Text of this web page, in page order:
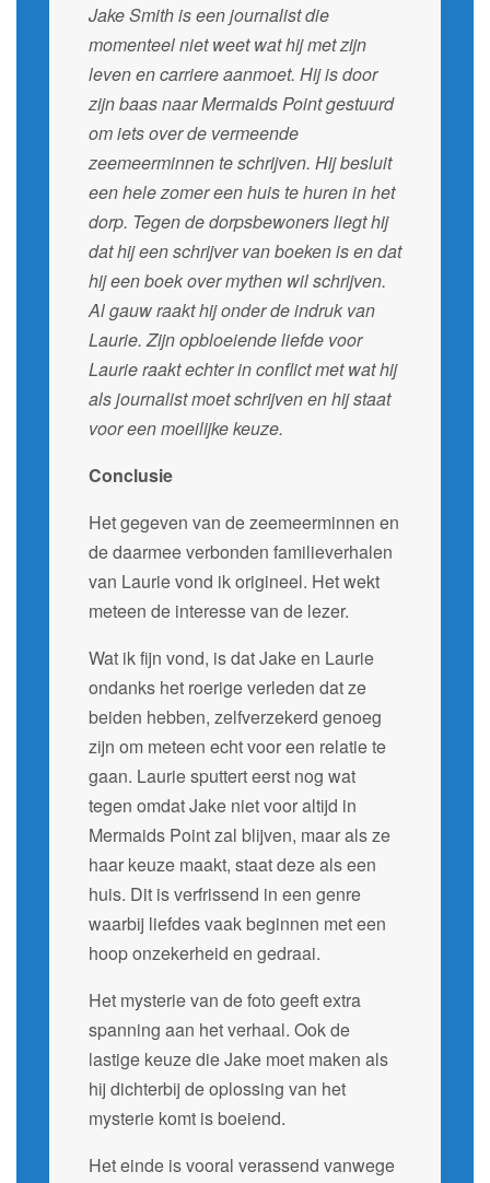
Jake Smith is een journalist die
momenteel niet weet wat hij met zijn
leven en carriere aanmoet. Hij is door
zijn baas naar Mermaids Point gestuurd
om iets over de vermeende
zeemeerminnen te schrijven. Hij besluit
een hele zomer een huis te huren in het
dorp. Tegen de dorpsbewoners liegt hij
dat hij een schrijver van boeken is en dat
hij een boek over mythen wil schrijven.
Al gauw raakt hij onder de indruk van
Laurie. Zijn opbloeiende liefde voor
Laurie raakt echter in conflict met wat hij
als journalist moet schrijven en hij staat
voor een moeilijke keuze.
Conclusie
Het gegeven van de zeemeerminnen en
de daarmee verbonden familieverhalen
van Laurie vond ik origineel. Het wekt
meteen de interesse van de lezer.
Wat ik fijn vond, is dat Jake en Laurie
ondanks het roerige verleden dat ze
beiden hebben, zelfverzekerd genoeg
zijn om meteen echt voor een relatie te
gaan. Laurie sputtert eerst nog wat
tegen omdat Jake niet voor altijd in
Mermaids Point zal blijven, maar als ze
haar keuze maakt, staat deze als een
huis. Dit is verfrissend in een genre
waarbij liefdes vaak beginnen met een
hoop onzekerheid en gedraai.
Het mysterie van de foto geeft extra
spanning aan het verhaal. Ook de
lastige keuze die Jake moet maken als
hij dichterbij de oplossing van het
mysterie komt is boeiend.
Het einde is vooral verassend vanwege